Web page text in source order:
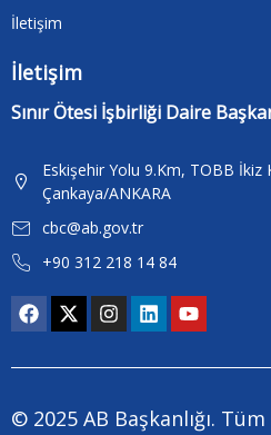
İletişim
İletişim
Sınır Ötesi İşbirliği Daire
Eskişehir Yolu 9.Km, TOBB
Çankaya/ANKARA
cbc@ab.gov.tr
+90 312 218 14 84
© 2025 AB Başkanlığı. Tüm